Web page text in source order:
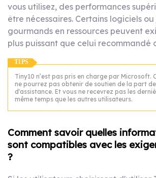
vous utilisez, des performances
être nécessaires. Certains logiciels
gourmands en ressources peuvent
plus puissant que celui recommandé
TIPS
Tiny10 n’est pas pris en charge par Microsoft.
ne pourrez pas obtenir de soutien de la part
d'assistance. Et vous ne recevrez pas les
même temps que les autres utilisateurs.
Comment savoir quelles
sont compatibles avec les
?